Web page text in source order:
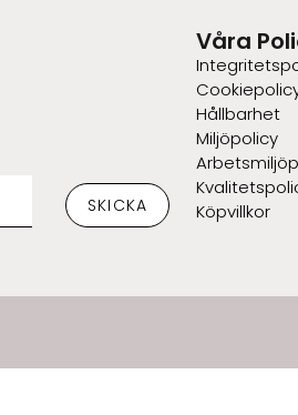
SKICKA
Våra
Hållbarhet
Miljöpolicy
Köpvillkor